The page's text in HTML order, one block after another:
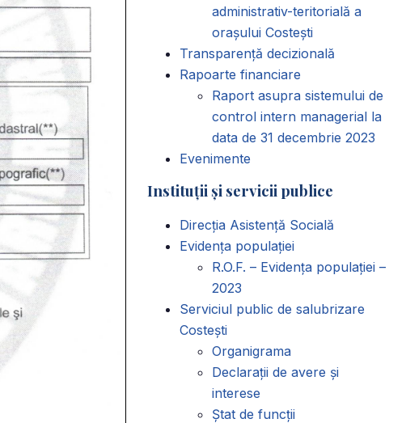
administrativ-teritorială a
orașului Costești
Transparență decizională
Rapoarte financiare
Raport asupra sistemului de
control intern managerial la
data de 31 decembrie 2023
Evenimente
Instituții și servicii publice
Direcția Asistență Socială
Evidența populației
R.O.F. – Evidența populației –
2023
Serviciul public de salubrizare
Costești
Organigrama
Declarații de avere și
interese
Ștat de funcții